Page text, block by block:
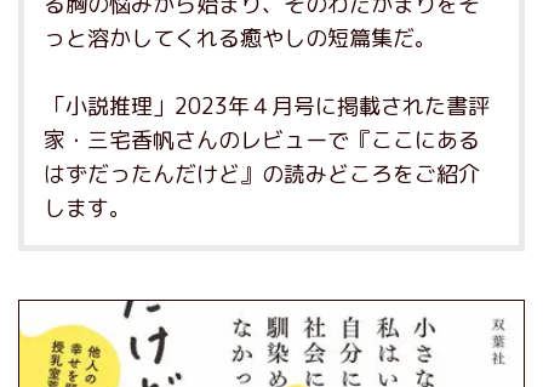
っと溶かしてくれる癒やしの短篇集だ。
「小説推理」2023年４月号に掲載された書評
家・三宅香帆さんのレビューで『ここにある
はずだったんだけど』の読みどころをご紹介
します。